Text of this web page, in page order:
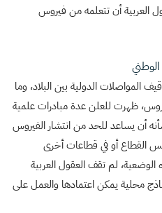
العربية أن تتعلمه من فيروس
المواصلات الدولية بين البلاد، وما
ظهرت للعلن عدة مبادرات علمية
أن يساعد للحد من انتشار الفيروس
القطاع أو في قطاعات أخرى
لم تقف العقول العربية
محلية يمكن اعتمادها والعمل على